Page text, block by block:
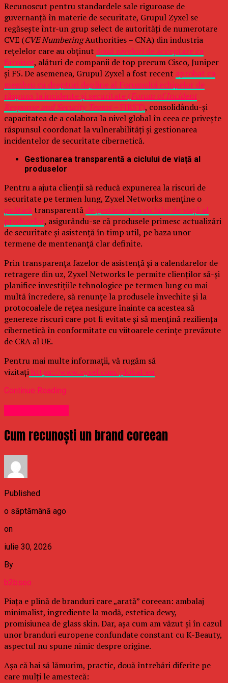
Recunoscut pentru standardele sale riguroase de
guvernanță în materie de securitate, Grupul Zyxel se
regăsește într-un grup select de autorități de numerotare
CVE (CVE NumberingAuthorities – CNA) din industria
rețelelor care au obținut două niveluri de acceptare ca
furnizor, alături de companii de top precum Cisco, Juniper
și F5. De asemenea, Grupul Zyxel a fost recent aprobat ca
membru cu drepturi depline al Forumului echipelor de
răspuns la incidente și securitate (Forum of Incident
Response and Security Teams –FIRST), consolidându-și
capacitatea de a colabora la nivel global în ceea ce privește
răspunsul coordonat la vulnerabilități și gestionarea
incidentelor de securitate cibernetică.
Gestionarea transparentă a ciclului de viață al
produselor
Pentru a ajuta clienții să reducă expunerea la riscuri de
securitate pe termen lung, Zyxel Networks menține o
politică transparentă de gestionare a ciclului de viață al
produselor, asigurându-se că produsele primesc actualizări
de securitate și asistență în timp util, pe baza unor
termene de mentenanță clar definite.
Prin transparența fazelor de asistență și a calendarelor de
retragere din uz, Zyxel Networks le permite clienților să-și
planifice investițiile tehnologice pe termen lung cu mai
multă încredere, să renunțe la produsele învechite și la
protocoalele de rețea nesigure înainte ca acestea să
genereze riscuri care pot fi evitate și să mențină reziliența
cibernetică în conformitate cu viitoarele cerințe prevăzute
de CRA al UE.
Pentru mai multe informații, vă rugăm să
vizitațihttps://www.zyxel.com/global/en
Continue Reading
Cum recunoști un brand coreean
Published
o săptămână ago
on
iulie 30, 2026
By
b2bseo
Piața e plină de branduri care „arată” coreean: ambalaj
minimalist, ingrediente la modă, estetica dewy,
promisiunea de glass skin. Dar, așa cum am văzut și în cazul
unor branduri europene confundate constant cu K-Beauty,
aspectul nu spune nimic despre origine.
Așa că hai să lămurim, practic, două întrebări diferite pe
care mulți le amestecă: